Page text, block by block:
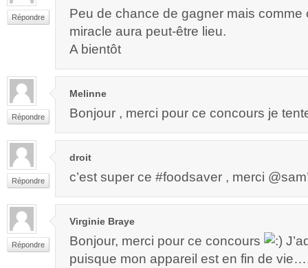
Répondre
Peu de chance de gagner mais comme
miracle aura peut-être lieu.
A bientôt
Répondre
Melinne
Bonjour , merci pour ce concours je
Répondre
droit
c’est super ce #foodsaver , merci
Répondre
Virginie Braye
Bonjour, merci pour ce concours
puisque mon appareil est en fin de